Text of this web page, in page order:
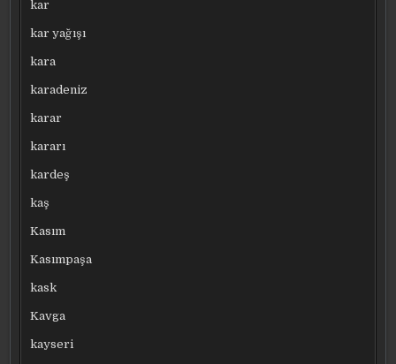
kar
kar yağışı
kara
karadeniz
karar
kararı
kardeş
kaş
Kasım
Kasımpaşa
kask
Kavga
kayseri